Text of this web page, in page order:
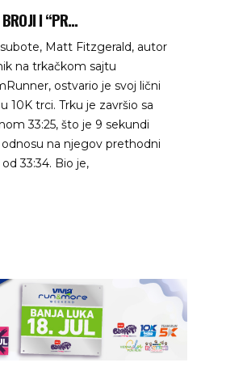
I “PR...
Matt Fitzgerald, autor
na trkačkom sajtu
ostvario je svoj lični
10K trci. Trku je završio sa
33:25, što je 9 sekundi
na njegov prethodni
33:34. Bio je,